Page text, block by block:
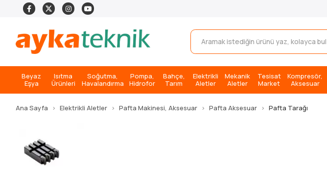
Beyaz
Eşya
Isıtma
Ürünleri
Soğutma,
Havalandırma
Pompa,
Hidrofor
Bahçe,
Tarım
Elektrikli
Aletler
Mekanik
Aletler
Tesisat
Market
Kompresör,
Aksesuar
Ana Sayfa Elektrikli Aletler Pafta Makinesi, Aksesuar Pafta Aksesuar Pafta Tarağı